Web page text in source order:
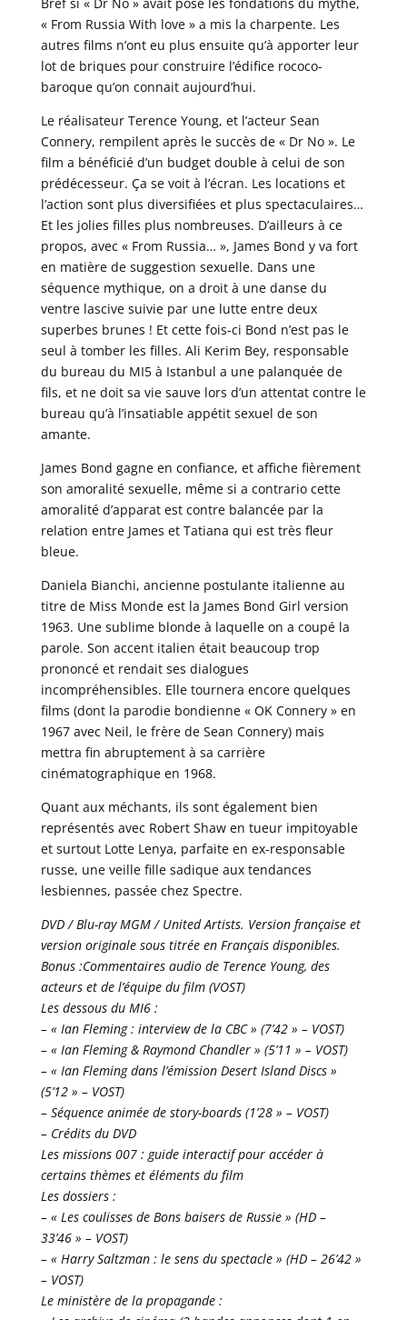
« From Russia With love » a mis la charpente. Les
autres films n’ont eu plus ensuite qu’à apporter leur
lot de briques pour construire l’édifice rococo-
baroque qu’on connait aujourd’hui.
Le réalisateur Terence Young, et l’acteur Sean
Connery, rempilent après le succès de « Dr No ». Le
film a bénéficié d’un budget double à celui de son
prédécesseur. Ça se voit à l’écran. Les locations et
l’action sont plus diversifiées et plus spectaculaires…
Et les jolies filles plus nombreuses. D’ailleurs à ce
propos, avec « From Russia… », James Bond y va fort
en matière de suggestion sexuelle. Dans une
séquence mythique, on a droit à une danse du
ventre lascive suivie par une lutte entre deux
superbes brunes ! Et cette fois-ci Bond n’est pas le
seul à tomber les filles. Ali Kerim Bey, responsable
du bureau du MI5 à Istanbul a une palanquée de
fils, et ne doit sa vie sauve lors d’un attentat contre le
bureau qu’à l’insatiable appétit sexuel de son
amante.
James Bond gagne en confiance, et affiche fièrement
son amoralité sexuelle, même si a contrario cette
amoralité d’apparat est contre balancée par la
relation entre James et Tatiana qui est très fleur
bleue.
Daniela Bianchi, ancienne postulante italienne au
titre de Miss Monde est la James Bond Girl version
1963. Une sublime blonde à laquelle on a coupé la
parole. Son accent italien était beaucoup trop
prononcé et rendait ses dialogues
incompréhensibles. Elle tournera encore quelques
films (dont la parodie bondienne « OK Connery » en
1967 avec Neil, le frère de Sean Connery) mais
mettra fin abruptement à sa carrière
cinématographique en 1968.
Quant aux méchants, ils sont également bien
représentés avec Robert Shaw en tueur impitoyable
et surtout Lotte Lenya, parfaite en ex-responsable
russe, une veille fille sadique aux tendances
lesbiennes, passée chez Spectre.
DVD / Blu-ray MGM / United Artists. Version française et
version originale sous titrée en Français disponibles.
Bonus :Commentaires audio de Terence Young, des
acteurs et de l’équipe du film (VOST)
Les dessous du MI6 :
– « Ian Fleming : interview de la CBC » (7’42 » – VOST)
– « Ian Fleming & Raymond Chandler » (5’11 » – VOST)
– « Ian Fleming dans l’émission Desert Island Discs »
(5’12 » – VOST)
– Séquence animée de story-boards (1’28 » – VOST)
– Crédits du DVD
Les missions 007 : guide interactif pour accéder à
certains thèmes et éléments du film
Les dossiers :
– « Les coulisses de Bons baisers de Russie » (HD –
33’46 » – VOST)
– « Harry Saltzman : le sens du spectacle » (HD – 26’42 »
– VOST)
Le ministère de la propagande :